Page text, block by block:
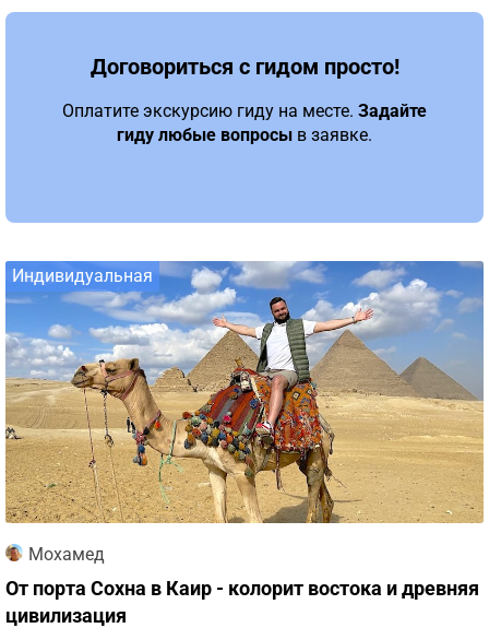
Договориться с гидом просто!
Оплатите экскурсию гиду на месте. Задайте
гиду любые вопросы в заявке.
Индивидуальная
Мохамед
От порта Сохна в Каир - колорит востока и древняя
цивилизация